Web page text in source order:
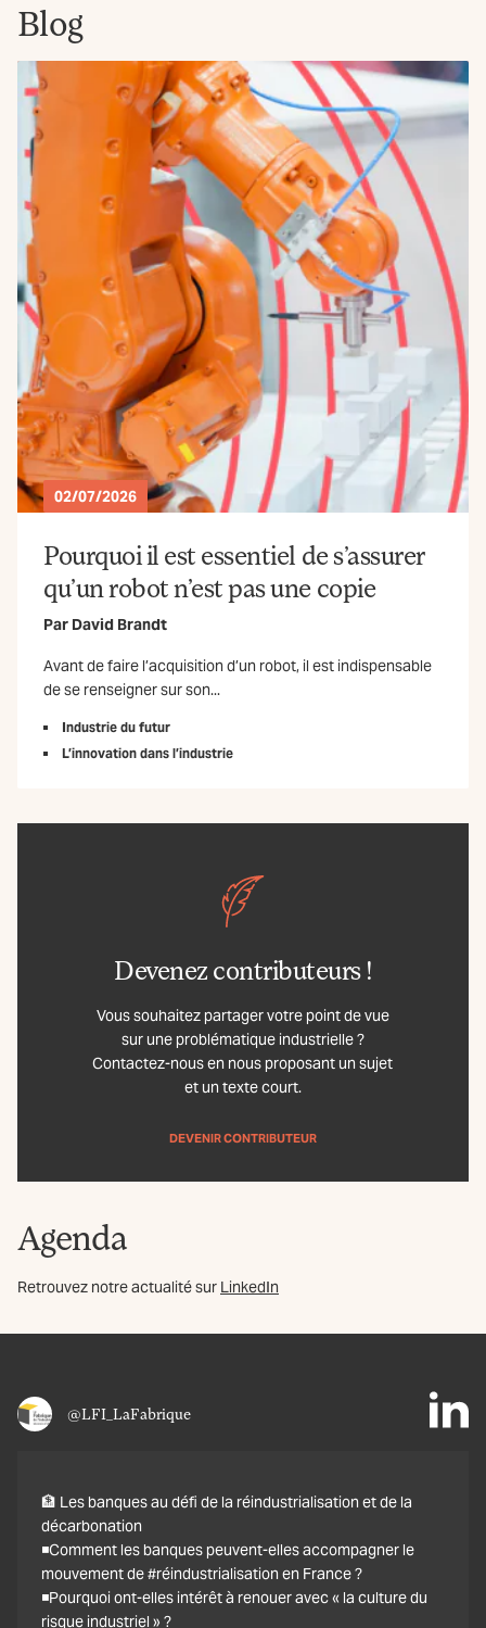
Blog
02/07/2026
Pourquoi il est essentiel de s’assurer
qu’un robot n’est pas une copie
Par David Brandt
Avant de faire l’acquisition d’un robot, il est indispensable
de se renseigner sur son...
Industrie du futur
L’innovation dans l’industrie
Devenez contributeurs !
Vous souhaitez partager votre point de vue
sur une problématique industrielle ?
Contactez-nous en nous proposant un sujet
et un texte court.
DEVENIR CONTRIBUTEUR
Agenda
Retrouvez notre actualité sur LinkedIn
@LFI_LaFabrique
🏦 Les banques au défi de la réindustrialisation et de la
décarbonation
◾Comment les banques peuvent-elles accompagner le
mouvement de #réindustrialisation en France ?
◾Pourquoi ont-elles intérêt à renouer avec « la culture du
risque industriel » ?